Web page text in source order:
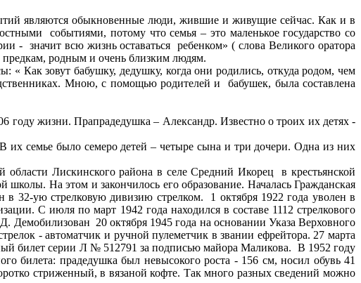
являются обыкновенные люди, жившие и живущие сейчас. Как и в
событиями, потому что семья – это маленькое государство со
- значит всю жизнь оставаться ребенком» ( слова Великого оратора
предкам, родным и очень близким людям.
« Как зовут бабушку, дедушку, когда они родились, откуда родом, чем
Мною, с помощью родителей и бабушек, была составлена
году жизни. Прапрадедушка – Александр. Известно о троих их детях -
семье было семеро детей – четыре сына и три дочери. Одна из них
Лискинского района в селе Средний Икорец в крестьянской
На этом и закончилось его образование. Началась Гражданская
32-ую стрелковую дивизию стрелком. 1 октября 1922 года уволен в
С июля по март 1942 года находился в составе 1112 стрелкового
Демобилизован 20 октября 1945 года на основании Указа Верховного
- автоматчик и ручной пулеметчик в звании ефрейтора. 27 марта
билет серии Л № 512791 за подписью майора Маликова. В 1952 году
билета: прадедушка был невысокого роста - 156 см, носил обувь 41
стриженный, в вязаной кофте. Так много разных сведений можно